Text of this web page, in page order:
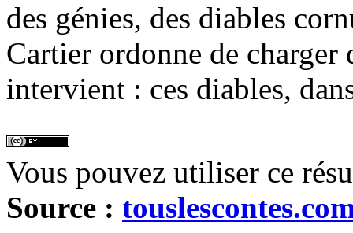
des génies, des diables
Cartier ordonne de
intervient : ces diables,
Vous pouvez utiliser ce
Source :